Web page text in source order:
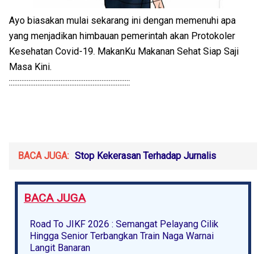
Ayo biasakan mulai sekarang ini dengan memenuhi apa
yang menjadikan himbauan pemerintah akan Protokoler
Kesehatan Covid-19. MakanKu Makanan Sehat Siap Saji
Masa Kini.
::::::::::::::::::::::::::::::::::::::::::::::::::::::::::::::::::::
BACA JUGA: Stop Kekerasan Terhadap Jurnalis
BACA JUGA
Road To JIKF 2026 : Semangat Pelayang Cilik
Hingga Senior Terbangkan Train Naga Warnai
Langit Banaran